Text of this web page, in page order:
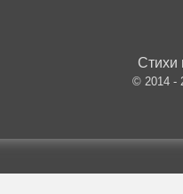
Стихи
© 2014 -